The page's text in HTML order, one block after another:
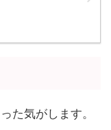
た気がします。